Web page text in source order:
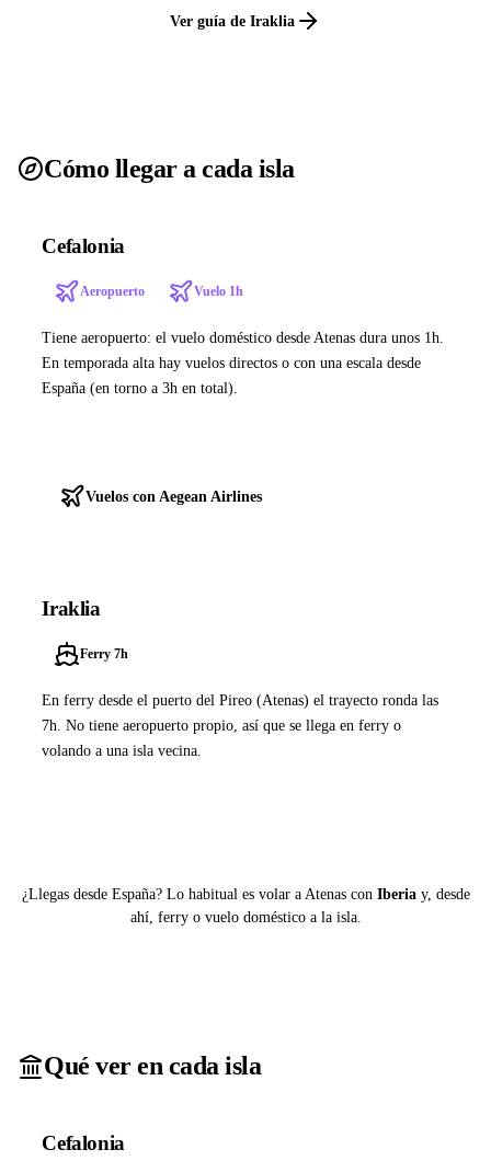
Ver guía de Iraklia
Cómo llegar a cada isla
Cefalonia
Aeropuerto Vuelo 1h
Tiene aeropuerto: el vuelo doméstico desde Atenas dura unos 1h.
En temporada alta hay vuelos directos o con una escala desde
España (en torno a 3h en total).
Vuelos con Aegean Airlines
Iraklia
Ferry 7h
En ferry desde el puerto del Pireo (Atenas) el trayecto ronda las
7h. No tiene aeropuerto propio, así que se llega en ferry o
volando a una isla vecina.
¿Llegas desde España? Lo habitual es volar a Atenas con Iberiay, desde
ahí, ferry o vuelo doméstico a la isla.
Qué ver en cada isla
Cefalonia